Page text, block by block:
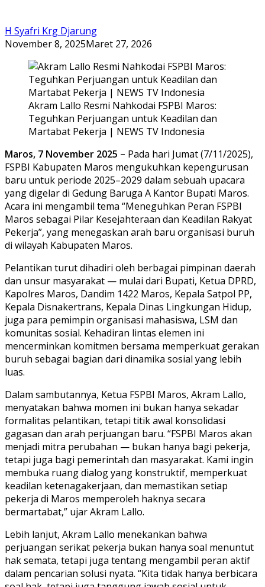
H Syafri Krg Djarung
November 8, 2025Maret 27, 2026
Akram Lallo Resmi Nahkodai FSPBI Maros:
Teguhkan Perjuangan untuk Keadilan dan
Martabat Pekerja | NEWS TV Indonesia
Maros, 7 November 2025 – Pada hari Jumat (7/11/2025),
FSPBI Kabupaten Maros mengukuhkan kepengurusan
baru untuk periode 2025–2029 dalam sebuah upacara
yang digelar di Gedung Baruga A Kantor Bupati Maros.
Acara ini mengambil tema “Meneguhkan Peran FSPBI
Maros sebagai Pilar Kesejahteraan dan Keadilan Rakyat
Pekerja”, yang menegaskan arah baru organisasi buruh
di wilayah Kabupaten Maros.
Pelantikan turut dihadiri oleh berbagai pimpinan daerah
dan unsur masyarakat — mulai dari Bupati, Ketua DPRD,
Kapolres Maros, Dandim 1422 Maros, Kepala Satpol PP,
Kepala Disnakertrans, Kepala Dinas Lingkungan Hidup,
juga para pemimpin organisasi mahasiswa, LSM dan
komunitas sosial. Kehadiran lintas elemen ini
mencerminkan komitmen bersama memperkuat gerakan
buruh sebagai bagian dari dinamika sosial yang lebih
luas.
Dalam sambutannya, Ketua FSPBI Maros, Akram Lallo,
menyatakan bahwa momen ini bukan hanya sekadar
formalitas pelantikan, tetapi titik awal konsolidasi
gagasan dan arah perjuangan baru. “FSPBI Maros akan
menjadi mitra perubahan — bukan hanya bagi pekerja,
tetapi juga bagi pemerintah dan masyarakat. Kami ingin
membuka ruang dialog yang konstruktif, memperkuat
keadilan ketenagakerjaan, dan memastikan setiap
pekerja di Maros memperoleh haknya secara
bermartabat,” ujar Akram Lallo.
Lebih lanjut, Akram Lallo menekankan bahwa
perjuangan serikat pekerja bukan hanya soal menuntut
hak semata, tetapi juga tentang mengambil peran aktif
dalam pencarian solusi nyata. “Kita tidak hanya berbicara